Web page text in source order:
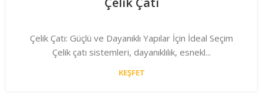
Çelik Çatı: Güçlü ve Dayanıklı Yapılar İçin İdeal Seçim
Çelik çatı sistemleri, dayanıklılık, esnekl...
KEŞFET